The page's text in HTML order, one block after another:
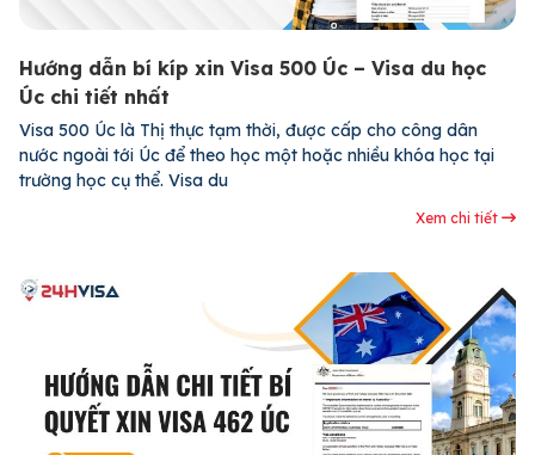
Hướng dẫn bí kíp xin Visa 500 Úc – Visa du học
Úc chi tiết nhất
Visa 500 Úc là Thị thực tạm thời, được cấp cho công dân
nước ngoài tới Úc để theo học một hoặc nhiều khóa học tại
trường học cụ thể. Visa du
Xem chi tiết